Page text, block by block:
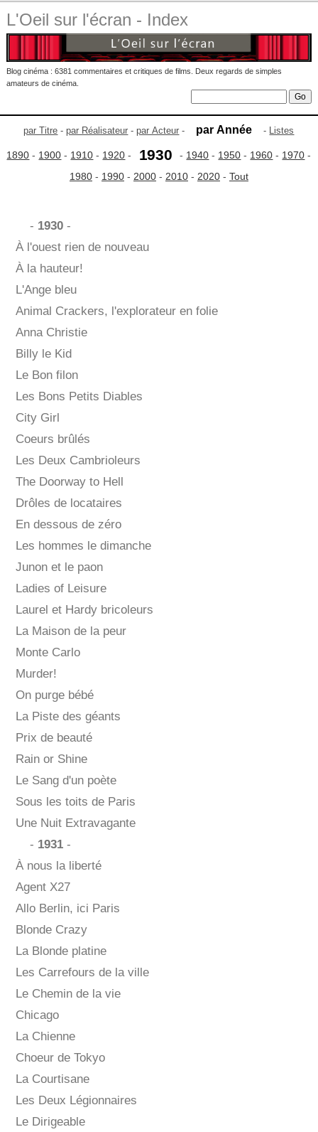
L'Oeil sur l'écran - Index
Blog cinéma : 6381 commentaires et critiques de films. Deux regards de simples
amateurs de cinéma.
par Titre -par Réalisateur -par Acteur - par Année - Listes
1890 - 1900 - 1910 - 1920 - 1930 - 1940 - 1950 - 1960 - 1970 -
1980- 1990- 2000- 2010- 2020- Tout
- 1930-
À l'ouest rien de nouveau
À la hauteur!
L'Ange bleu
Animal Crackers, l'explorateur en folie
Anna Christie
Billy le Kid
Le Bon filon
Les Bons Petits Diables
City Girl
Coeurs brûlés
Les Deux Cambrioleurs
The Doorway to Hell
Drôles de locataires
En dessous de zéro
Les hommes le dimanche
Junon et le paon
Ladies of Leisure
Laurel et Hardy bricoleurs
La Maison de la peur
Monte Carlo
Murder!
On purge bébé
La Piste des géants
Prix de beauté
Rain or Shine
Le Sang d'un poète
Sous les toits de Paris
Une Nuit Extravagante
- 1931-
À nous la liberté
Agent X27
Allo Berlin, ici Paris
Blonde Crazy
La Blonde platine
Les Carrefours de la ville
Le Chemin de la vie
Chicago
La Chienne
Choeur de Tokyo
La Courtisane
Les Deux Légionnaires
Le Dirigeable